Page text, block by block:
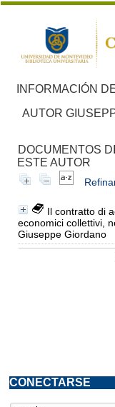
INFORMACIÓN
AUTOR
DOCUMENTOS
ESTE AUTOR
Il contratto di
economici collettivi,
Giuseppe Giordano
CONECTARSE